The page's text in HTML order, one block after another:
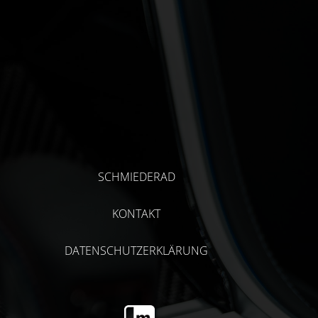
SCHMIEDERAD
KONTAKT
DATENSCHUTZERKLÄRUNG